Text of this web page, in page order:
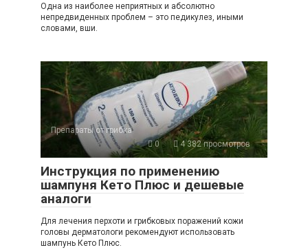
Одна из наиболее неприятных и абсолютно
непредвиденных проблем – это педикулез, иными
словами, вши.
Препараты от грибка
0
4 382 просмотров
Инструкция по применению
шампуня Кето Плюс и дешевые
аналоги
Для лечения перхоти и грибковых поражений кожи
головы дерматологи рекомендуют использовать
шампунь Кето Плюс.